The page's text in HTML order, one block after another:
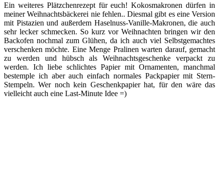
Ein weiteres Plätzchenrezept für euch! Kokosmakronen dürfen in
meiner Weihnachtsbäckerei nie fehlen.. Diesmal gibt es eine Version
mit Pistazien und außerdem Haselnuss-Vanille-Makronen, die auch
sehr lecker schmecken. So kurz vor Weihnachten bringen wir den
Backofen nochmal zum Glühen, da ich auch viel Selbstgemachtes
verschenken möchte. Eine Menge Pralinen warten darauf, gemacht
zu werden und hübsch als Weihnachtsgeschenke verpackt zu
werden. Ich liebe schlichtes Papier mit Ornamenten, manchmal
bestemple ich aber auch einfach normales Packpapier mit Stern-
Stempeln. Wer noch kein Geschenkpapier hat, für den wäre das
vielleicht auch eine Last-Minute Idee =)